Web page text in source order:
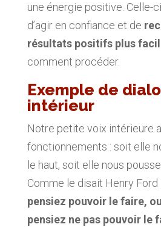
une énergie positive. Celle-
d’agir en confiance et de
résultats positifs plus
comment procéder.
Exemple de
intérieur
Notre petite voix intérieure
fonctionnements : soit elle
le haut, soit elle nous
Comme le disait Henry Ford
pensiez pouvoir le faire,
pensiez ne pas pouvoir le